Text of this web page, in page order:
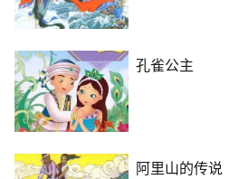
孔雀公主
阿里山的传说